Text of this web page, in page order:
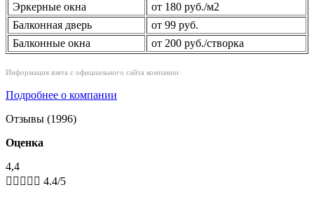
Эркерные окна
от 180 руб./м2
Балконная дверь
от 99 руб.
Балконные окна
от 200 руб./створка
Информация взята с официального сайта компании
Подробнее о компании
Отзывы (1996)
Оценка
4,4
     4.4/5